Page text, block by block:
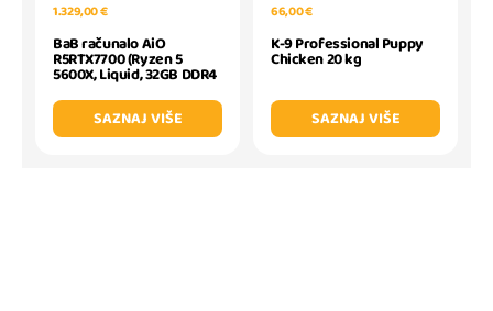
1.329,00 €
BaB računalo AiO
R5RTX7700 (Ryzen 5
5600X, Liquid, 32GB DDR4
SAZNAJ VIŠE
66,00 €
K-9 Professional Puppy
Chicken 20 kg
SAZNAJ VIŠE